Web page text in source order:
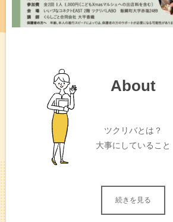
About
ツクリバとは？
大事にしていること
続きを見る